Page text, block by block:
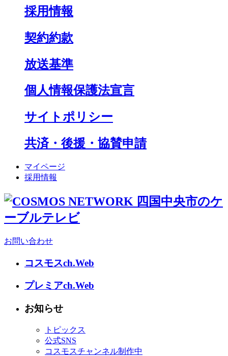
採用情報
契約約款
放送基準
個人情報保護法宣言
サイトポリシー
共済・後援・協賛申請
マイページ
採用情報
お問い合わせ
コスモスch.Web
プレミアch.Web
お知らせ
トピックス
公式SNS
コスモスチャンネル制作中